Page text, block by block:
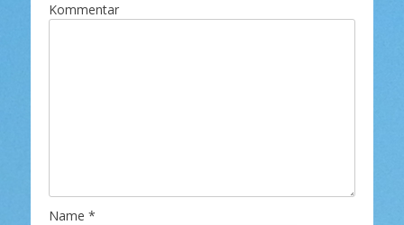
Kommentar
Name *